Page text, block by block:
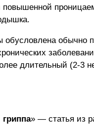
повышенной
обусловлена обычно
длительный (2-3
» — статья из